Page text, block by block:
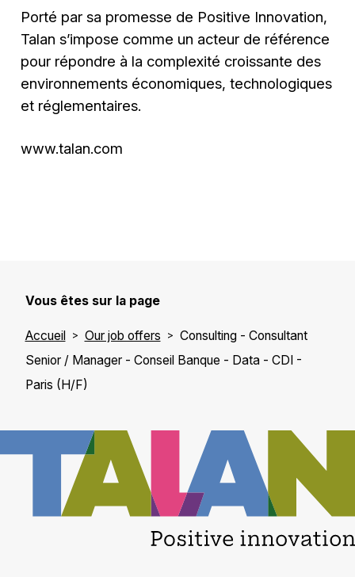
Porté par sa promesse de Positive Innovation,
Talan s’impose comme un acteur de référence
pour répondre à la complexité croissante des
environnements économiques, technologiques
et réglementaires.
www.talan.com
Vous êtes sur la page
Accueil Our job offers
Consulting - Consultant
Senior / Manager - Conseil Banque - Data - CDI -
Paris (H/F)